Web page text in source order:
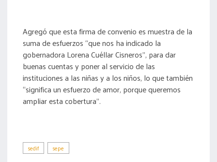
Agregó que esta firma de convenio es muestra de la
suma de esfuerzos “que nos ha indicado la
gobernadora Lorena Cuéllar Cisneros”, para dar
buenas cuentas y poner al servicio de las
instituciones a las niñas y a los niños, lo que también
“significa un esfuerzo de amor, porque queremos
ampliar esta cobertura”.
sedif sepe